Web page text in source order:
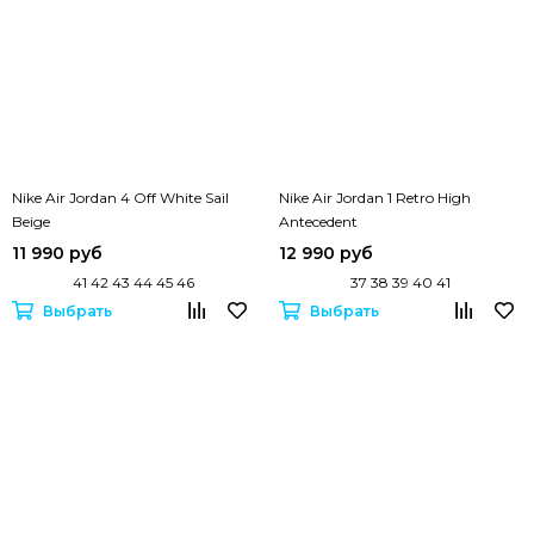
Nike Air Jordan 4 Off White Sail
Beige
11 990 руб
41 42 43 44 45 46
Выбрать
Nike Air Jordan 1 Retro High
Antecedent
12 990 руб
37 38 39 40 41
Выбрать